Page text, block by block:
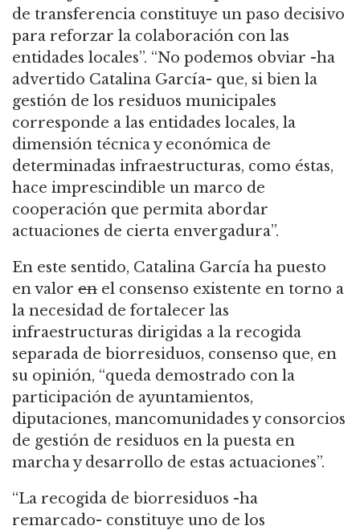
de transferencia constituye un paso decisivo
para reforzar la colaboración con las
entidades locales”. “No podemos obviar -ha
advertido Catalina García- que, si bien la
gestión de los residuos municipales
corresponde a las entidades locales, la
dimensión técnica y económica de
determinadas infraestructuras, como éstas,
hace imprescindible un marco de
cooperación que permita abordar
actuaciones de cierta envergadura”.
En este sentido, Catalina García ha puesto
en valor en el consenso existente en torno a
la necesidad de fortalecer las
infraestructuras dirigidas a la recogida
separada de biorresiduos, consenso que, en
su opinión, “queda demostrado con la
participación de ayuntamientos,
diputaciones, mancomunidades y consorcios
de gestión de residuos en la puesta en
marcha y desarrollo de estas actuaciones”.
“La recogida de biorresiduos -ha
remarcado- constituye uno de los